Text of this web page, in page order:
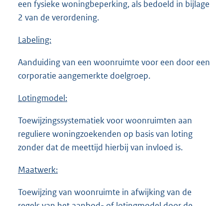
een fysieke woningbeperking, als bedoeld in bijlage
2 van de verordening.
Labeling:
Aanduiding van een woonruimte voor een door een
corporatie aangemerkte doelgroep.
Lotingmodel:
Toewijzingssystematiek voor woonruimten aan
reguliere woningzoekenden op basis van loting
zonder dat de meettijd hierbij van invloed is.
Maatwerk:
Toewijzing van woonruimte in afwijking van de